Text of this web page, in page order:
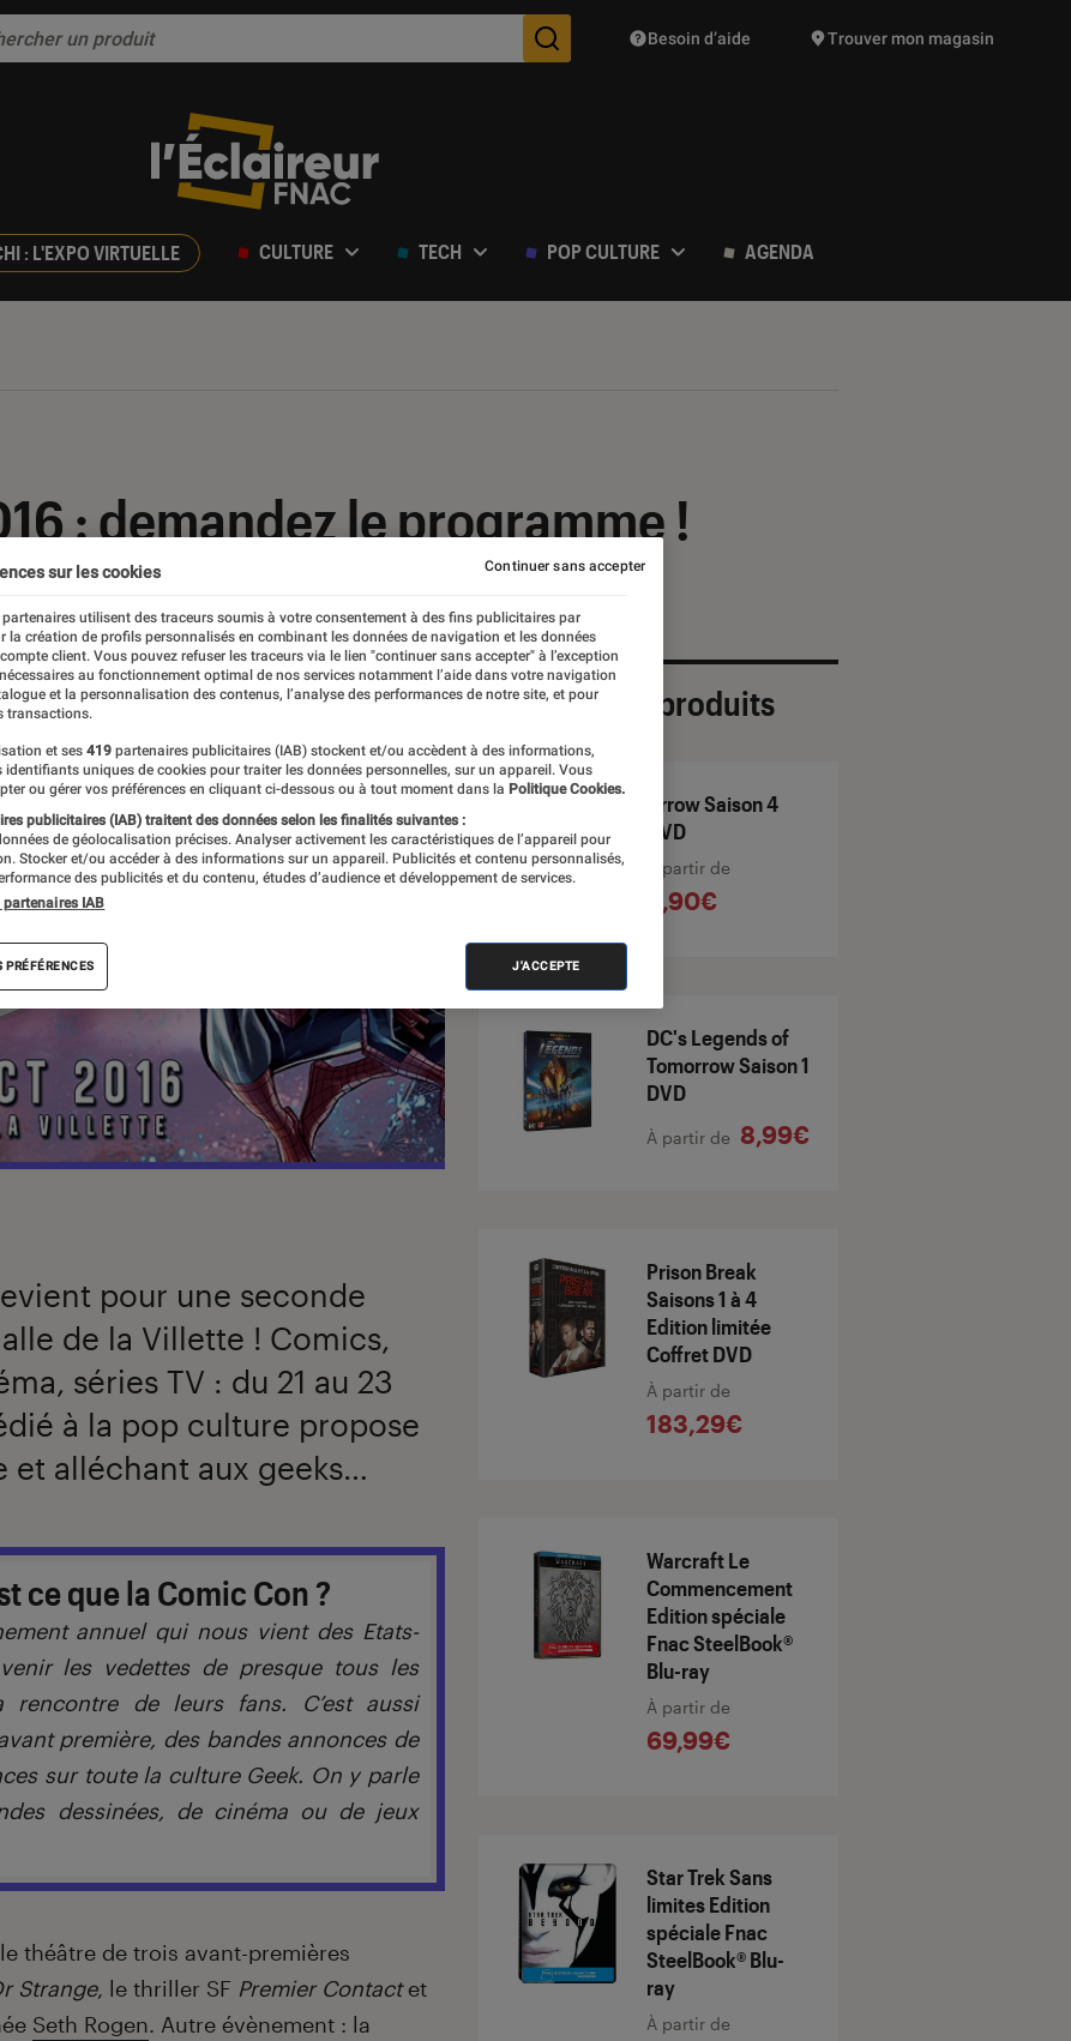
Des suggestions de produits vont vous être proposées
Besoin d’aide Trouver mon magasin
: L'EXPO VIRTUELLE CULTURE TECH POP CULTURE AGENDA
: demandez le programme !
pour une seconde
de la Villette ! Comics,
séries TV : du 21 au 23
à la pop culture propose
et alléchant aux geeks…
ce que la Comic Con ?
annuel qui nous vient des Etats-
les vedettes de presque tous les
de leurs fans. C’est aussi
première, des bandes annonces de
sur toute la culture Geek. On y parle
dessinées, de cinéma ou de jeux
théâtre de trois avant-premières
Strange, le thriller SF Premier Contactet
Seth Rogen. Autre évènement : la
Sélection de produits
Arrow Saison 4
DVD
À partir de
8,90€
DC's Legends of
Tomorrow Saison 1
DVD
À partir de 8,99€
Prison Break
Saisons 1 à 4
Edition limitée
Coffret DVD
À partir de
183,29€
Warcraft Le
Commencement
Edition spéciale
Fnac SteelBook®
Blu-ray
À partir de
69,99€
Star Trek Sans
limites Edition
spéciale Fnac
SteelBook® Blu-
ray
À partir de
sur les cookies
partenaires utilisent des traceurs soumis à votre consentement à des fins publicitaires par
la création de profils personnalisés en combinant les données de navigation et les données
compte client. Vous pouvez refuser les traceurs via le lien "continuer sans accepter" à l’exception
au fonctionnement optimal de nos services notamment l’aide dans votre navigation
et la personnalisation des contenus, l’analyse des performances de notre site, et pour
transactions.
et ses 419 partenaires publicitaires (IAB) stockent et/ou accèdent à des informations,
identifiants uniques de cookies pour traiter les données personnelles, sur un appareil. Vous
ou gérer vos préférences en cliquant ci-dessous ou à tout moment dans la Politique Cookies.
publicitaires (IAB) traitent des données selon les finalités suivantes :
de géolocalisation précises. Analyser activement les caractéristiques de l’appareil pour
Stocker et/ou accéder à des informations sur un appareil. Publicités et contenu personnalisés,
des publicités et du contenu, études d’audience et développement de services.
partenaires IAB
PRÉFÉRENCES J'ACCEPTE
Continuer sans accepter